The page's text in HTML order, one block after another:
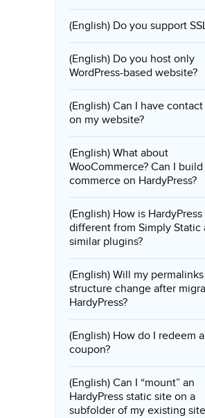
(English) Do you support
(English) Do you host only
WordPress-based website?
(English) Can I have
on my website?
(English) What about
WooCommerce? Can I
commerce on HardyPress?
(English) How is HardyPress
different from Simply Static
similar plugins?
(English) Will my permalinks
structure change after
HardyPress?
(English) How do I redeem a
coupon?
(English) Can I “mount” an
HardyPress static site on a
subfolder of my existing